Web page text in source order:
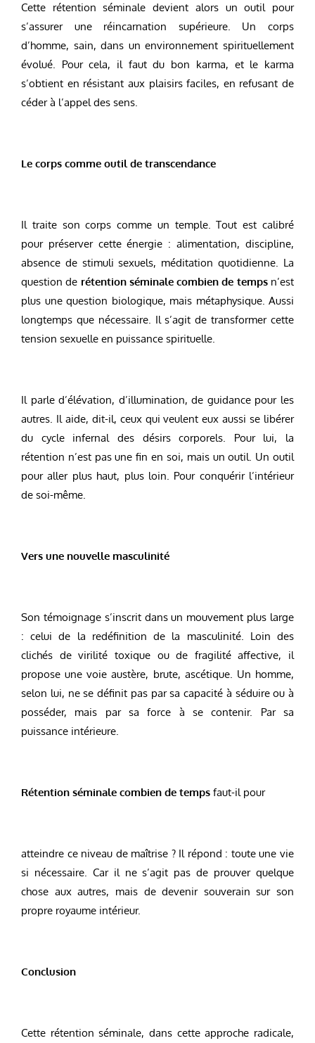
Cette rétention séminale devient alors un outil pour
s’assurer une réincarnation supérieure. Un corps
d’homme, sain, dans un environnement spirituellement
évolué. Pour cela, il faut du bon karma, et le karma
s’obtient en résistant aux plaisirs faciles, en refusant de
céder à l’appel des sens.
Le corps comme outil de transcendance
Il traite son corps comme un temple. Tout est calibré
pour préserver cette énergie : alimentation, discipline,
absence de stimuli sexuels, méditation quotidienne. La
question de rétention séminale combien de tempsn’est
plus une question biologique, mais métaphysique. Aussi
longtemps que nécessaire. Il s’agit de transformer cette
tension sexuelle en puissance spirituelle.
Il parle d’élévation, d’illumination, de guidance pour les
autres. Il aide, dit-il, ceux qui veulent eux aussi se libérer
du cycle infernal des désirs corporels. Pour lui, la
rétention n’est pas une fin en soi, mais un outil. Un outil
pour aller plus haut, plus loin. Pour conquérir l’intérieur
de soi-même.
Vers une nouvelle masculinité
Son témoignage s’inscrit dans un mouvement plus large
: celui de la redéfinition de la masculinité. Loin des
clichés de virilité toxique ou de fragilité affective, il
propose une voie austère, brute, ascétique. Un homme,
selon lui, ne se définit pas par sa capacité à séduire ou à
posséder, mais par sa force à se contenir. Par sa
puissance intérieure.
Rétention séminale combien de temps faut-il pour
atteindre ce niveau de maîtrise ? Il répond : toute une vie
si nécessaire. Car il ne s’agit pas de prouver quelque
chose aux autres, mais de devenir souverain sur son
propre royaume intérieur.
Conclusion
Cette rétention séminale, dans cette approche radicale,